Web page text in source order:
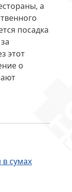
а
посадка
этот
о
в сумах